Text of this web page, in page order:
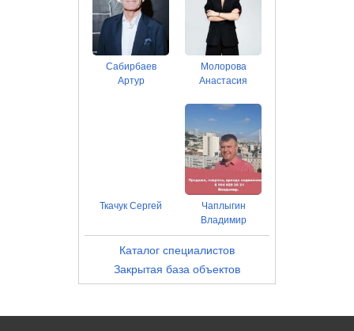
Сабирбаев
Артур
Молорова
Анастасия
Ткачук Сергей
Чаплыгин
Владимир
Каталог специалистов
Закрытая база объектов